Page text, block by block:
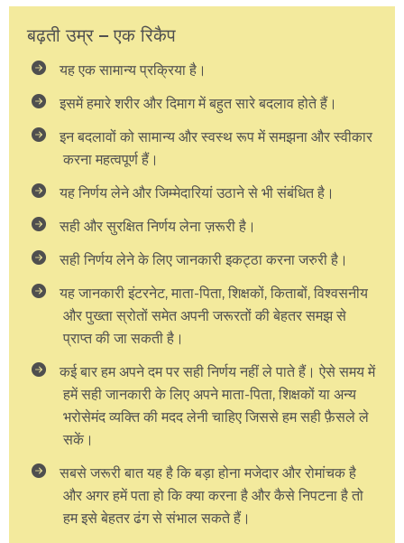
बढ़ती उम्र – एक रिकैप
यह एक सामान्य प्रक्रिया है।
इसमें हमारे शरीर और दिमाग में बहुत सारे बदलाव होते हैं।
इन बदलावों को सामान्य और स्वस्थ रूप में समझना और स्वीकार
करना महत्वपूर्ण हैं।
यह निर्णय लेने और जिम्मेदारियां उठाने से भी संबंधित है।
सही और सुरक्षित निर्णय लेना ज़रूरी है।
सही निर्णय लेने के लिए जानकारी इकट्ठा करना जरुरी है।
यह जानकारी इंटरनेट, माता-पिता, शिक्षकों, किताबों, विश्वसनीय
और पुख्ता स्रोतों समेत अपनी जरूरतों की बेहतर समझ से
प्राप्त की जा सकती है।
कई बार हम अपने दम पर सही निर्णय नहीं ले पाते हैं। ऐसे समय में
हमें सही जानकारी के लिए अपने माता-पिता, शिक्षकों या अन्य
भरोसेमंद व्यक्ति की मदद लेनी चाहिए जिससे हम सही फ़ैसले ले
सकें।
सबसे जरूरी बात यह है कि बड़ा होना मजेदार और रोमांचक है
और अगर हमें पता हो कि क्या करना है और कैसे निपटना है तो
हम इसे बेहतर ढंग से संभाल सकते हैं।